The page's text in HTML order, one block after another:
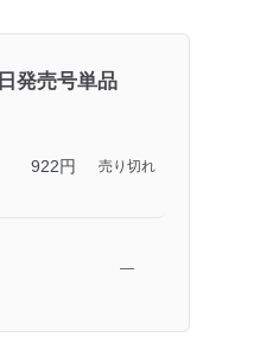
発売号単品
922円 売り切れ
―